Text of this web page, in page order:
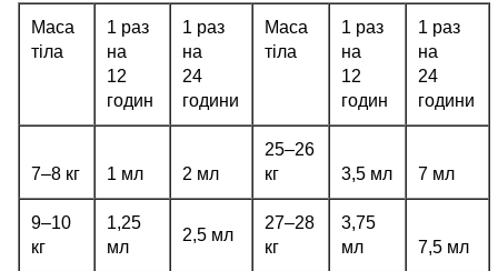
Маса
тіла
1 раз
на
12
годин
1 раз
на
24
години
Маса
тіла
1 раз
на
12
годин
1 раз
на
24
години
7–8 кг 1 мл 2 мл
25–26
кг
3,5 мл 7 мл
9–10
кг
1,25
мл
2,5 мл
27–28
кг
3,75
мл
7,5 мл